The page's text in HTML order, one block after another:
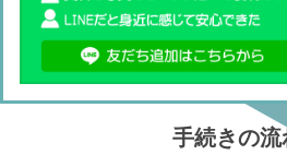
手続きの流